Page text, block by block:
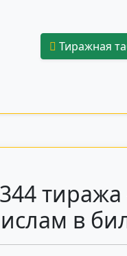
Тиражная
в